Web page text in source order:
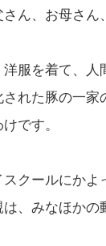
ん、お母さん
服を着て、人
れた豚の一家
です。
クールにかよ
、みなほかの